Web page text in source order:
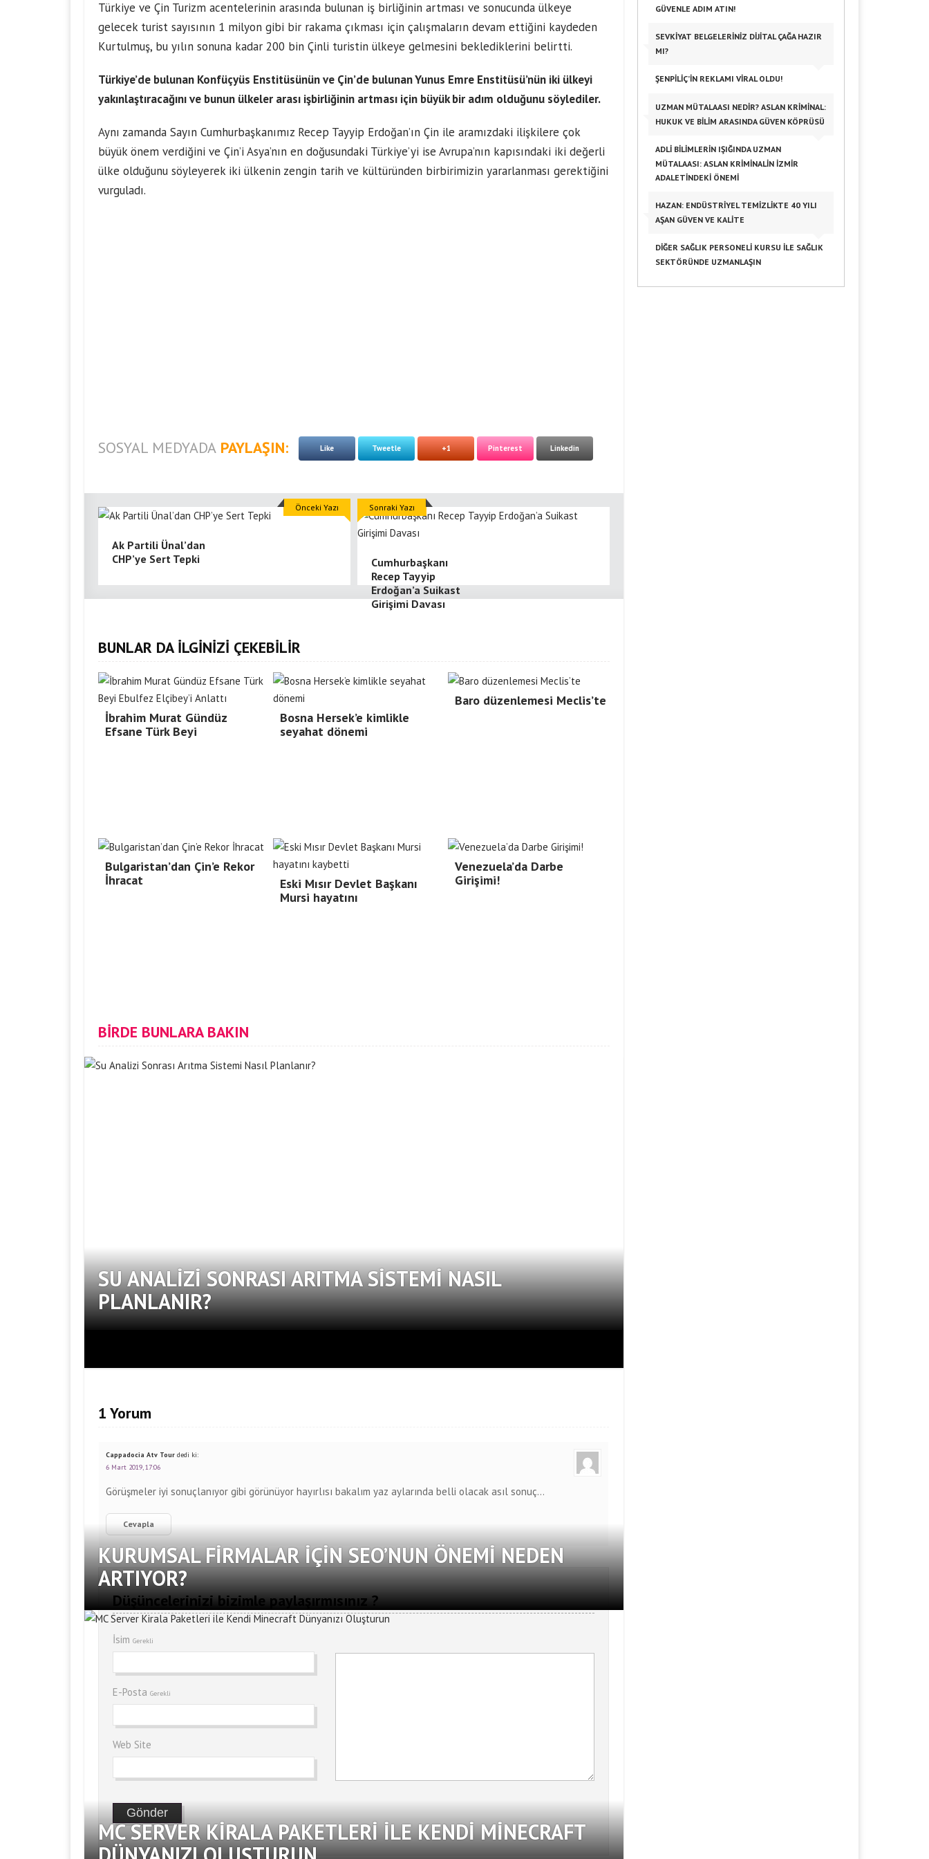
Türkiye ve Çin Turizm acentelerinin arasında bulunan iş birliğinin artması ve sonucunda ülkeye
gelecek turist sayısının 1 milyon gibi bir rakama çıkması için çalışmaların devam ettiğini kaydeden
Kurtulmuş, bu yılın sonuna kadar 200 bin Çinli turistin ülkeye gelmesini beklediklerini belirtti.
Türkiye’de bulunan Konfüçyüs Enstitüsünün ve Çin’de bulunan Yunus Emre Enstitüsü’nün iki ülkeyi
yakınlaştıracağını ve bunun ülkeler arası işbirliğinin artması için büyük bir adım olduğunu söylediler.
Aynı zamanda Sayın Cumhurbaşkanımız Recep Tayyip Erdoğan’ın Çin ile aramızdaki ilişkilere çok
büyük önem verdiğini ve Çin’i Asya’nın en doğusundaki Türkiye’yi ise Avrupa’nın kapısındaki iki değerli
ülke olduğunu söyleyerek iki ülkenin zengin tarih ve kültüründen birbirimizin yararlanması gerektiğini
vurguladı.
SOSYAL MEDYADA PAYLAŞIN: Like Tweetle +1 Pinterest Linkedin
Ak Partili Ünal’dan
CHP’ye Sert Tepki
Önceki Yazı
Cumhurbaşkanı
Recep Tayyip
Erdoğan’a Suikast
Girişimi Davası
Sonraki Yazı
BUNLAR DA İLGİNİZİ ÇEKEBİLİR
İbrahim Murat Gündüz
Efsane Türk Beyi
Bosna Hersek’e kimlikle
seyahat dönemi
Baro düzenlemesi Meclis’te
Bulgaristan’dan Çin’e Rekor
İhracat
Eski Mısır Devlet Başkanı
Mursi hayatını
Venezuela’da Darbe
Girişimi!
BİRDE BUNLARA BAKIN
SU ANALIZI SONRASI ARITMA SISTEMI NASIL
PLANLANIR?
KURUMSAL FIRMALAR İÇIN SEO’NUN ÖNEMI NEDEN
ARTIYOR?
MC SERVER KIRALA PAKETLERI ILE KENDI MINECRAFT
1 Yorum
Cappadocia Atv Tour dedi ki:
6 Mart 2019, 17:06
Görüşmeler iyi sonuçlanıyor gibi görünüyor hayırlısı bakalım yaz aylarında belli olacak asıl sonuç…
Cevapla
Düşüncelerinizi bizimle paylaşırmısınız ?
İsim Gerekli
E-Posta Gerekli
Web Site
GÜVENLE ADIM ATIN!
SEVKIYAT BELGELERINIZ DIJITAL ÇAĞA HAZIR
MI?
ŞENPILIÇ’IN REKLAMI VIRAL OLDU!
UZMAN MÜTALAASI NEDIR? ASLAN KRIMINAL:
HUKUK VE BILIM ARASINDA GÜVEN KÖPRÜSÜ
ADLI BILIMLERIN IŞIĞINDA UZMAN
MÜTALAASI: ASLAN KRIMINALIN İZMIR
ADALETINDEKI ÖNEMI
HAZAN: ENDÜSTRIYEL TEMIZLIKTE 40 YILI
AŞAN GÜVEN VE KALITE
DIĞER SAĞLIK PERSONELI KURSU ILE SAĞLIK
SEKTÖRÜNDE UZMANLAŞIN